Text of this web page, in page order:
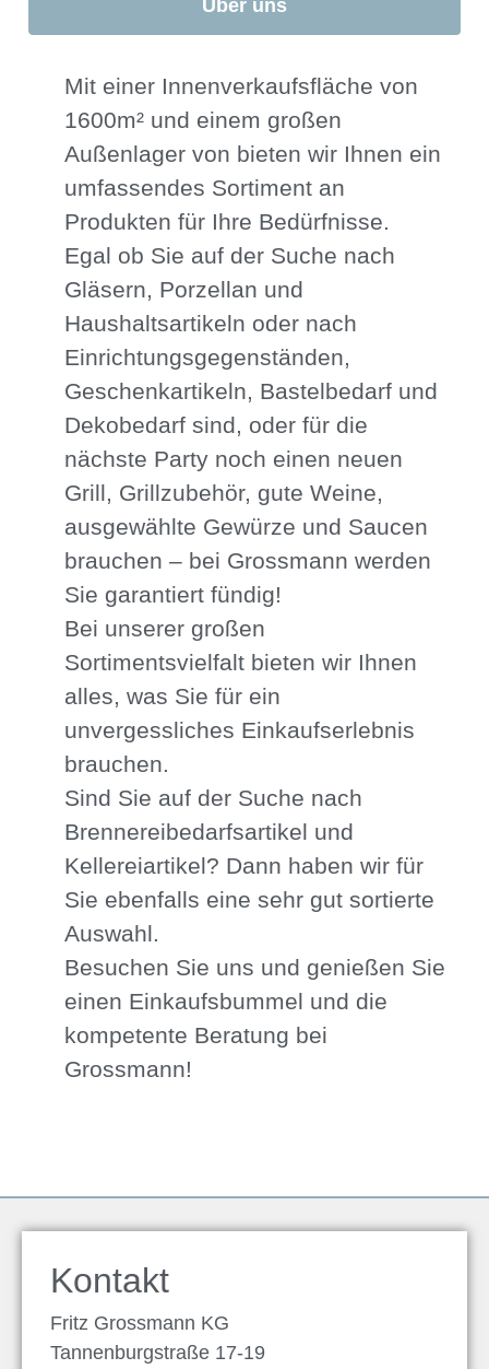
Über uns
Mit einer Innenverkaufsfläche von
1600m² und einem großen
Außenlager von bieten wir Ihnen ein
umfassendes Sortiment an
Produkten für Ihre Bedürfnisse.
Egal ob Sie auf der Suche nach
Gläsern, Porzellan und
Haushaltsartikeln oder nach
Einrichtungsgegenständen,
Geschenkartikeln, Bastelbedarf und
Dekobedarf sind, oder für die
nächste Party noch einen neuen
Grill, Grillzubehör, gute Weine,
ausgewählte Gewürze und Saucen
brauchen – bei Grossmann werden
Sie garantiert fündig!
Bei unserer großen
Sortimentsvielfalt bieten wir Ihnen
alles, was Sie für ein
unvergessliches Einkaufserlebnis
brauchen.
Sind Sie auf der Suche nach
Brennereibedarfsartikel und
Kellereiartikel? Dann haben wir für
Sie ebenfalls eine sehr gut sortierte
Auswahl.
Besuchen Sie uns und genießen Sie
einen Einkaufsbummel und die
kompetente Beratung bei
Grossmann!
Kontakt
Fritz Grossmann KG
Tannenburgstraße 17-19